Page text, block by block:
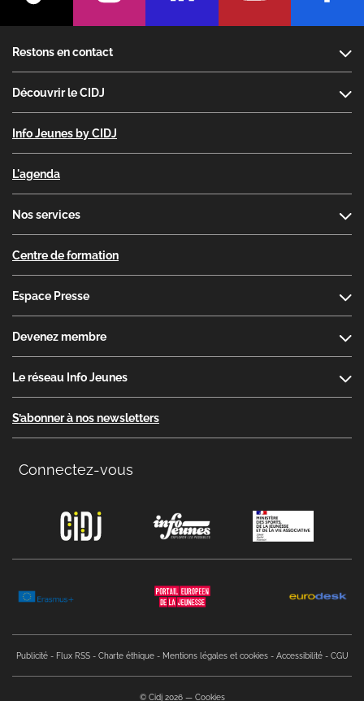
Restons en contact
Découvrir le CIDJ
Info Jeunes by CIDJ
L'agenda
Nos services
Centre de formation
Espace Presse
Devenez membre
Le réseau Info Jeunes
S’abonner à nos newsletters
Connectez-vous
Publicité
Flux RSS Charte éthique Mentions légales et cookies Accessibilité CGU
© Cidj 2026 Cookies